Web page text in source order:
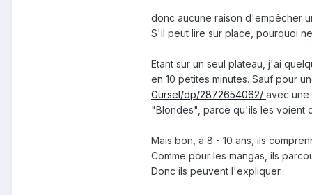
donc aucune raison d'empêcher
S'il peut lire sur place, pourquoi
Etant sur un seul plateau, j'ai
en 10 petites minutes. Sauf pour
Gürsel/dp/2872654062/ avec une
"Blondes", parce qu'ils les voient
Mais bon, à 8 - 10 ans, ils
Comme pour les mangas, ils
Donc ils peuvent l'expliquer.